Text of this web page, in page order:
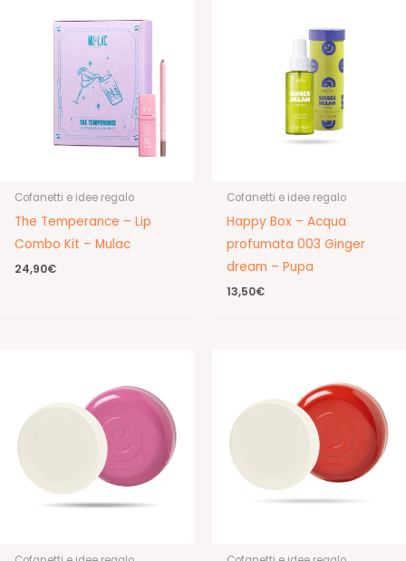
Cofanetti e idee regalo
The Temperance – Lip
Combo Kit – Mulac
24,90€
Cofanetti e idee regalo
Happy Box – Acqua
profumata 003 Ginger
dream – Pupa
13,50€